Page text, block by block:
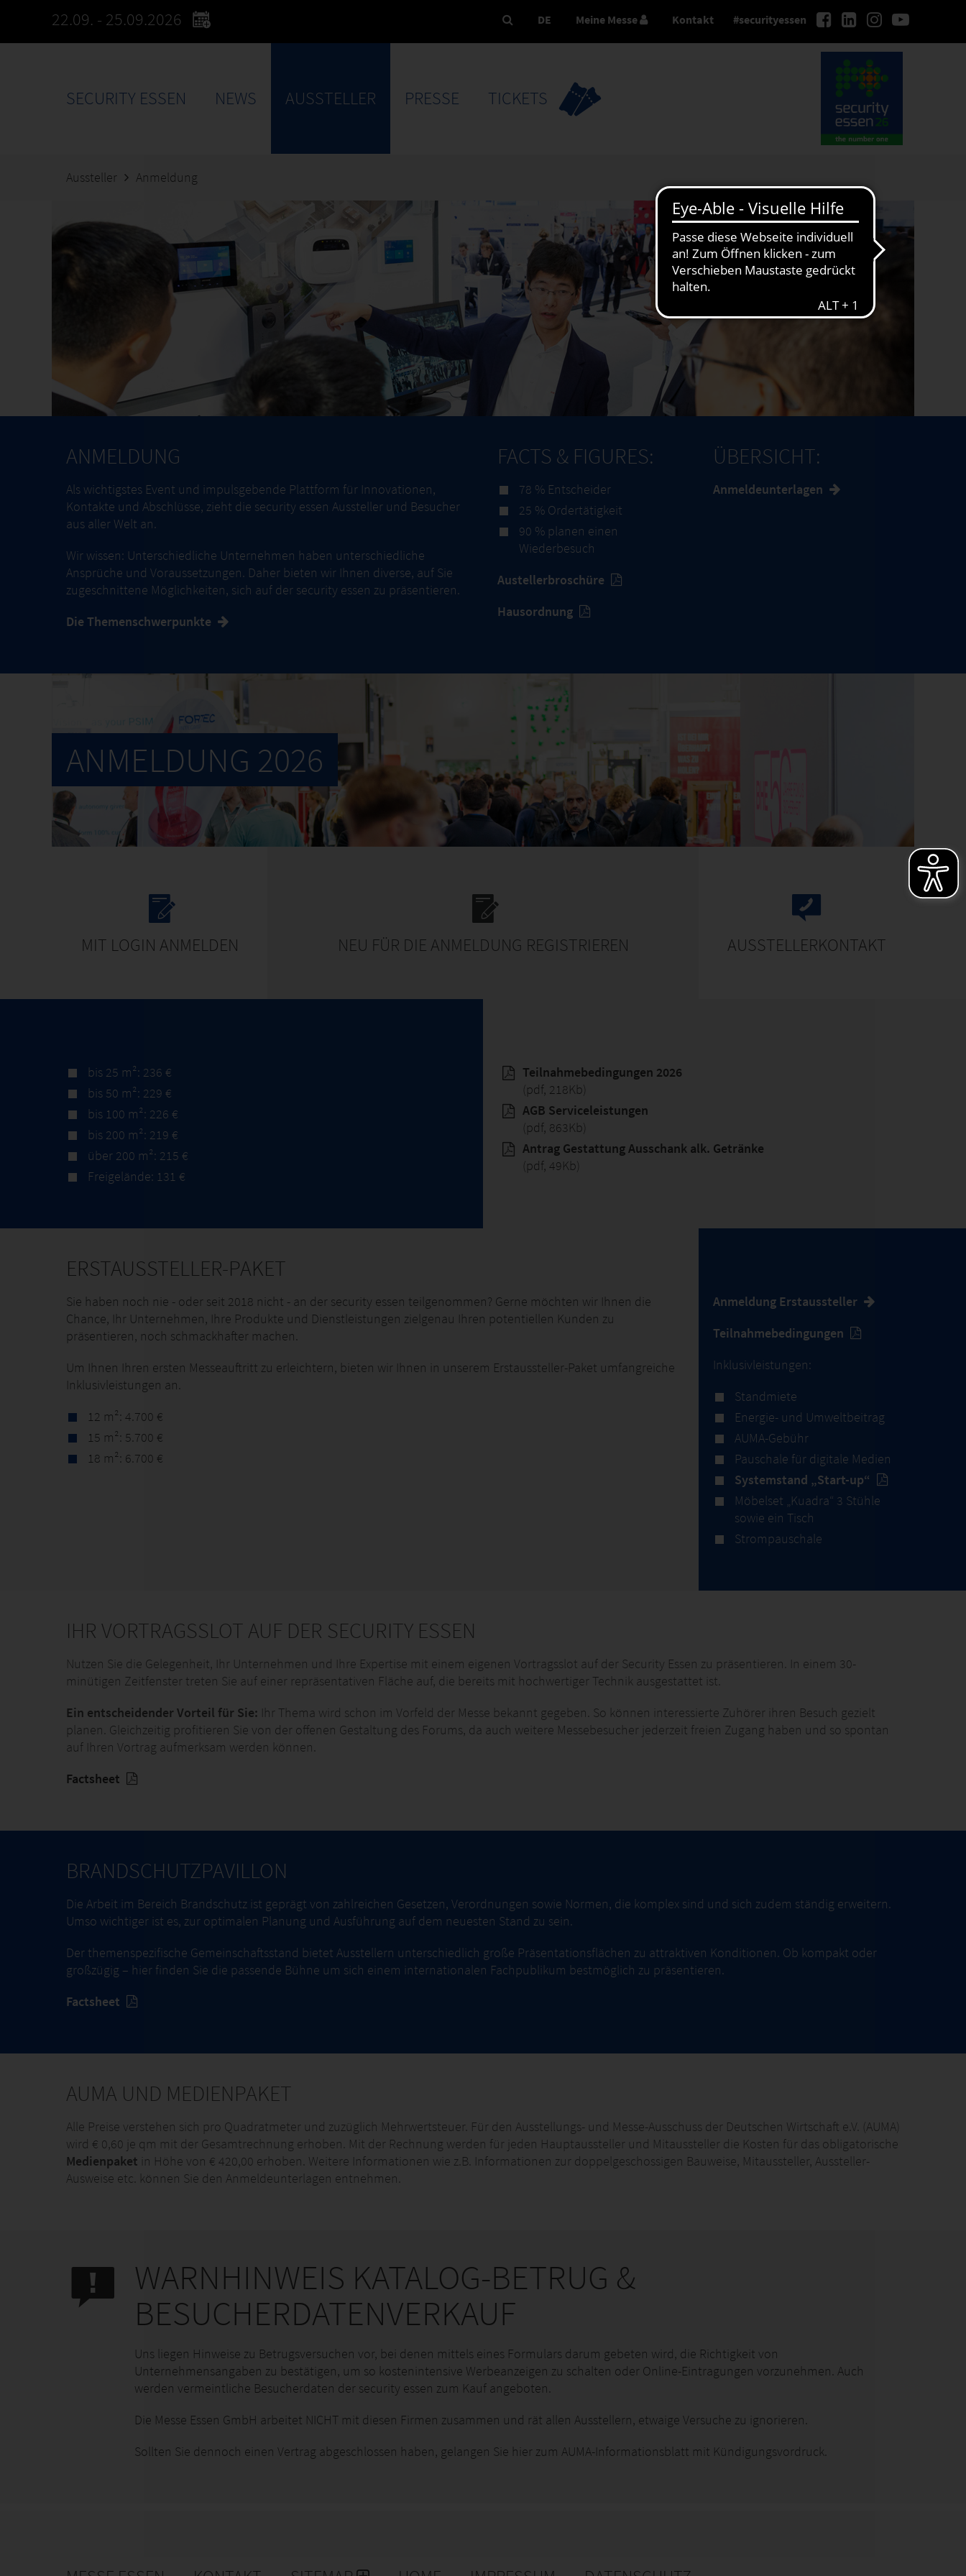
22.09. - 25.09.2026 #securityessen
DE Meine Messe Kontakt
SECURITY ESSEN NEWS AUSSTELLER PRESSE TICKETS
Aussteller Anmeldung
ANMELDUNG
Als wichtigstes Event und impulsgebende Plattform für Innovationen,
Kontakte und Abschlüsse, zieht die security essen Aussteller und Besucher
aus aller Welt an.
Wir wissen: Unterschiedliche Unternehmen haben unterschiedliche
Ansprüche und Voraussetzungen. Daher bieten wir Ihnen diverse, auf Sie
zugeschnittene Möglichkeiten, sich auf der security essen zu präsentieren.
Die Themenschwerpunkte
FACTS & FIGURES:
78 % Entscheider
25 % Ordertätigkeit
90 % planen einen
Wiederbesuch
Austellerbroschüre
Hausordnung
ÜBERSICHT:
Anmeldeunterlagen
ANMELDUNG 2026
MIT LOGIN ANMELDEN NEU FÜR DIE ANMELDUNG REGISTRIEREN AUSSTELLERKONTAKT
bis 25 m²: 236 €
bis 50 m²: 229 €
bis 100 m²: 226 €
bis 200 m²: 219 €
über 200 m²: 215 €
Freigelände: 131 €
Teilnahmebedingungen 2026
(pdf, 218Kb)
AGB Serviceleistungen
(pdf, 863Kb)
Antrag Gestattung Ausschank alk. Getränke
(pdf, 49Kb)
ERSTAUSSTELLER-PAKET
Sie haben noch nie - oder seit 2018 nicht - an der security essen teilgenommen? Gerne möchten wir Ihnen die
Chance, Ihr Unternehmen, Ihre Produkte und Dienstleistungen zielgenau Ihren potentiellen Kunden zu
präsentieren, noch schmackhafter machen.
Um Ihnen Ihren ersten Messeauftritt zu erleichtern, bieten wir Ihnen in unserem Erstaussteller-Paket umfangreiche
Inklusivleistungen an.
12 m²: 4.700 €
15 m²: 5.700 €
18 m²: 6.700 €
Anmeldung Erstaussteller
Teilnahmebedingungen
Inklusivleistungen:
Standmiete
Energie- und Umweltbeitrag
AUMA-Gebühr
Pauschale für digitale Medien
Systemstand „Start-up“
Möbelset „Kuadra“ 3 Stühle
sowie ein Tisch
Strompauschale
IHR VORTRAGSSLOT AUF DER SECURITY ESSEN
Nutzen Sie die Gelegenheit, Ihr Unternehmen und Ihre Expertise mit einem eigenen Vortragsslot auf der Security Essen zu präsentieren. In einem 30-
minütigen Zeitfenster treten Sie auf einer repräsentativen Fläche auf, die bereits mit hochwertiger Technik ausgestattet ist.
Ein entscheidender Vorteil für Sie: Ihr Thema wird schon im Vorfeld der Messe bekannt gegeben. So können interessierte Zuhörer ihren Besuch gezielt
planen. Gleichzeitig profitieren Sie von der offenen Gestaltung des Forums, da auch weitere Messebesucher jederzeit freien Zugang haben und so spontan
auf Ihren Vortrag aufmerksam werden können.
Factsheet
BRANDSCHUTZPAVILLON
Die Arbeit im Bereich Brandschutz ist geprägt von zahlreichen Gesetzen, Verordnungen sowie Normen, die komplex sind und sich zudem ständig erweitern.
Umso wichtiger ist es, zur optimalen Planung und Ausführung auf dem neuesten Stand zu sein.
Der themenspezifische Gemeinschaftsstand bietet Ausstellern unterschiedlich große Präsentationsflächen zu attraktiven Konditionen. Ob kompakt oder
großzügig – hier finden Sie die passende Bühne um sich einem internationalen Fachpublikum bestmöglich zu präsentieren.
Factsheet
AUMA UND MEDIENPAKET
Alle Preise verstehen sich pro Quadratmeter und zuzüglich Mehrwertsteuer. Für den Ausstellungs- und Messe-Ausschuss der Deutschen Wirtschaft e.V. (AUMA)
wird € 0,60 je qm mit der Gesamtrechnung erhoben. Mit der Rechnung werden für jeden Hauptaussteller und Mitaussteller die Kosten für das obligatorische
Medienpaket in Höhe von € 420,00 erhoben. Weitere Informationen wie z.B. Informationen zur doppelgeschossigen Bauweise, Mitaussteller, Aussteller-
Ausweise etc. können Sie den Anmeldeunterlagen entnehmen.
WARNHINWEIS KATALOG-BETRUG &
BESUCHERDATENVERKAUF
Uns liegen Hinweise zu Betrugsversuchen vor, bei denen mittels eines Formulars darum gebeten wird, die Richtigkeit von
Unternehmensangaben zu bestätigen, um so kostenintensive Werbeanzeigen zu schalten oder Online-Eintragungen vorzunehmen. Auch
werden vermeintliche Besucherdaten der security essen zum Kauf angeboten.
Die Messe Essen GmbH arbeitet NICHT mit diesen Firmen zusammen und rät allen Ausstellern, etwaige Versuche zu ignorieren.
Sollten Sie dennoch einen Vertrag abgeschlossen haben, gelangen Sie hier zum AUMA-Informationsblatt mit Kündigungsvordruck.